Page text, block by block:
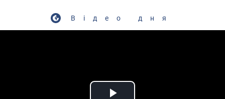
Відео дня